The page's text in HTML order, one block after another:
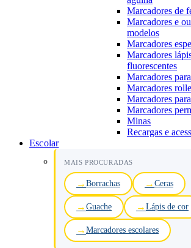
Marcadores de
Marcadores e
modelos
Marcadores
Marcadores
fluorescentes
Marcadores
Marcadores
Marcadores
Marcadores
Minas
Recargas e
Escolar
MAIS PROCURADAS
Borrachas Ceras
Guache Lápis de cor
Marcadores escolares